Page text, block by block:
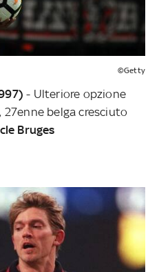
©Getty
- Ulteriore opzione
, 27enne belga cresciuto
Bruges